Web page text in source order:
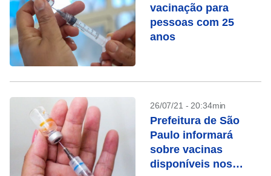
vacinação para
pessoas com 25
anos
26/07/21 - 20:34min
Prefeitura de São
Paulo informará
sobre vacinas
disponíveis nos